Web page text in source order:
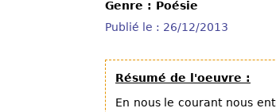
Genre : Poésie
Publié le : 26/12/2013
Résumé de l'oeuvre :
En nous le courant nous